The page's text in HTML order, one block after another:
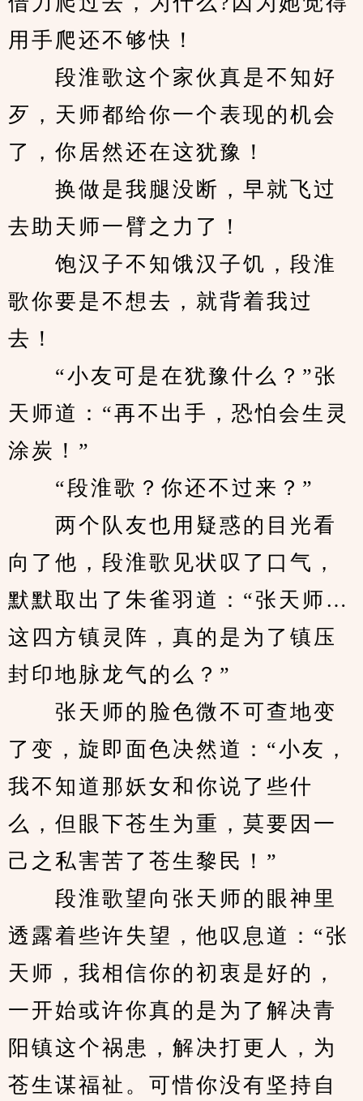
用手爬还不够快！
段淮歌这个家伙真是不知好
歹，天师都给你一个表现的机会
了，你居然还在这犹豫！
换做是我腿没断，早就飞过
去助天师一臂之力了！
饱汉子不知饿汉子饥，段淮
歌你要是不想去，就背着我过
去！
“小友可是在犹豫什么？”张
天师道：“再不出手，恐怕会生灵
涂炭！”
“段淮歌？你还不过来？”
两个队友也用疑惑的目光看
向了他，段淮歌见状叹了口气，
默默取出了朱雀羽道：“张天师…
这四方镇灵阵，真的是为了镇压
封印地脉龙气的么？”
张天师的脸色微不可查地变
了变，旋即面色决然道：“小友，
我不知道那妖女和你说了些什
么，但眼下苍生为重，莫要因一
己之私害苦了苍生黎民！”
段淮歌望向张天师的眼神里
透露着些许失望，他叹息道：“张
天师，我相信你的初衷是好的，
一开始或许你真的是为了解决青
阳镇这个祸患，解决打更人，为
苍生谋福祉。可惜你没有坚持自